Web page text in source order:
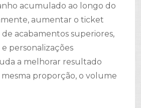
acumulado ao longo do
aumentar o ticket
acabamentos superiores,
personalizações
a melhorar resultado
mesma proporção, o volume